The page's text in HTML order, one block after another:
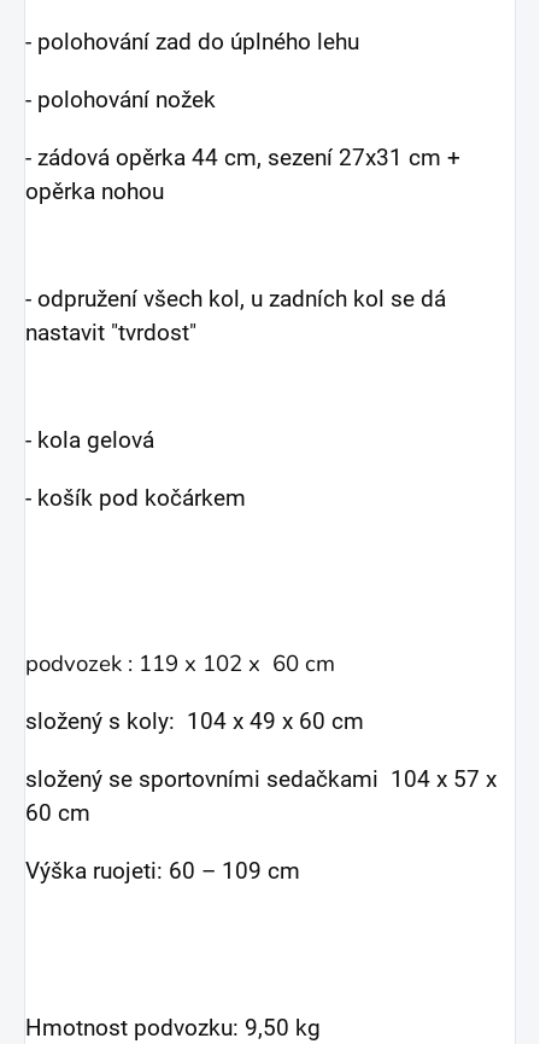
- polohování zad do úplného lehu
- polohování nožek
- zádová opěrka 44 cm, sezení 27x31 cm +
opěrka nohou
- odpružení všech kol, u zadních kol se dá
nastavit "tvrdost"
- kola gelová
- košík pod kočárkem
podvozek : 119 x 102 x 60 cm
složený s koly: 104 x 49 x 60 cm
složený se sportovními sedačkami 104 x 57 x
60 cm
Výška ruojeti: 60 – 109 cm
Hmotnost podvozku: 9,50 kg